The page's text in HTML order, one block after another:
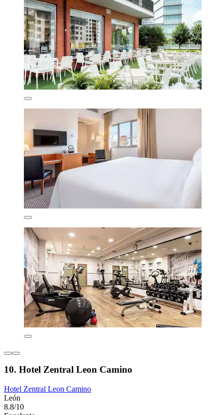
10. Hotel Zentral Leon Camino
Hotel Zentral Leon Camino
León
8.8/10